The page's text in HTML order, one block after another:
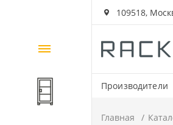
109518,
Производители
Каталог
товаров
Шкафы и стойки
Главная